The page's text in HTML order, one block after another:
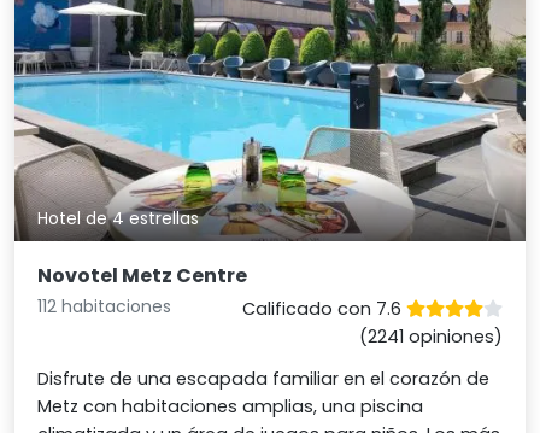
Hotel de 4 estrellas
Novotel Metz Centre
112 habitaciones
Calificado con 7.6
(2241 opiniones)
Disfrute de una escapada familiar en el corazón de
Metz con habitaciones amplias, una piscina